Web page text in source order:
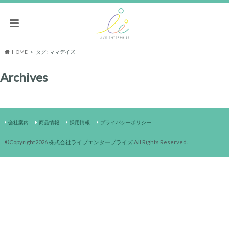
HOME タグ : ママデイズ
Archives
会社案内 商品情報 採用情報 プライバシーポリシー
©Copyright2026株式会社ライブエンタープライズ.All Rights Reserved.